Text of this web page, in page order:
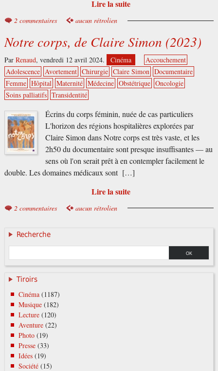
Lire la suite
2 commentaires aucun rétrolien
Notre corps, de Claire Simon (2023)
Par Renaud, vendredi 12 avril 2024. Cinéma
Accouchement
Adolescence Avortement Chirurgie Claire Simon Documentaire
Femme Hôpital Maternité Médecine Obstétrique Oncologie
Soins palliatifs Transidentité
Écrins du corps féminin, nuée de cas particuliers
L'horizon des régions hospitalières explorées par
Claire Simon dans Notre corps est très vaste, et les
2h50 du documentaire sont presque insuffisantes — au
sens où l'on serait prêt à en contempler facilement le
double. Les domaines médicaux sont […]
Lire la suite
2 commentaires aucun rétrolien
Recherche
Tiroirs
Cinéma (1187)
Musique (182)
Lecture (120)
Aventure (22)
Photo (19)
Presse (33)
Idées (19)
Société (15)